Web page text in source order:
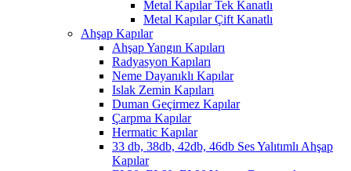
Metal Kapılar Tek Kanatlı
Metal Kapılar Çift Kanatlı
Ahşap Kapılar
Ahşap Yangın Kapıları
Radyasyon Kapıları
Neme Dayanıklı Kapılar
Islak Zemin Kapıları
Duman Geçirmez Kapılar
Çarpma Kapılar
Hermatic Kapılar
33 db, 38db, 42db, 46db Ses Yalıtımlı Ahşap
Kapılar